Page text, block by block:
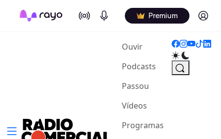
On Air Podcasts Premium Log in
Ouvir(current)
Podcasts
Passou
Vídeos
Programas